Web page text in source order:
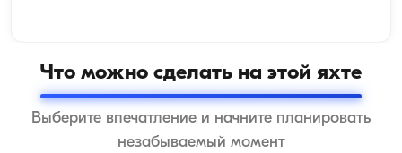
Что можно сделать на этой яхте
Выберите впечатление и начните планировать
незабываемый момент